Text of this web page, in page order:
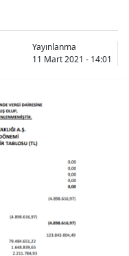
Yayınlanma
11 Mart 2021 - 14:01